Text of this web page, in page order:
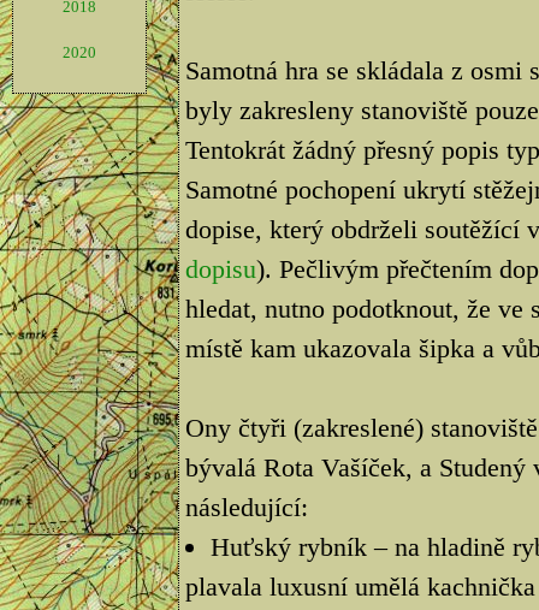
2018
2020
Samotná hra se skládala z
byly zakresleny stanoviště
Tentokrát žádný přesný popis
Samotné pochopení ukrytí
dopise, který obdrželi soutěžící
dopisu). Pečlivým přečtením
hledat, nutno podotknout, že ve
místě kam ukazovala šipka a
Ony čtyři (zakreslené)
bývalá Rota Vašíček, a
následující:
Huťský rybník – na hladině
plavala luxusní umělá